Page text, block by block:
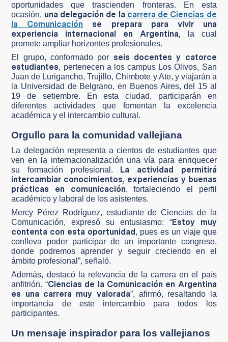
oportunidades que trascienden fronteras. En esta
ocasión, una delegación de la carrera de Ciencias de
la Comunicación se prepara para vivir una
experiencia internacional en Argentina,
la cual
promete ampliar horizontes profesionales.
El grupo, conformado por seis docentes y catorce
estudiantes, pertenecen a los campus Los Olivos, San
Juan de Lurigancho, Trujillo, Chimbote y Ate, y viajarán a
la Universidad de Belgrano, en Buenos Aires, del 15 al
19 de setiembre. En esta ciudad, participarán en
diferentes actividades que fomentan la excelencia
académica y el intercambio cultural.
Orgullo para la comunidad vallejiana
La delegación representa a cientos de estudiantes que
ven en la internacionalización una vía para enriquecer
su formación profesional. La actividad permitirá
intercambiar conocimientos, experiencias y buenas
prácticas en comunicación, fortaleciendo el perfil
académico y laboral de los asistentes.
Mercy Pérez Rodríguez, estudiante de Ciencias de la
Comunicación, expresó su entusiasmo: “Estoy muy
contenta con esta oportunidad, pues es un viaje que
conlleva poder participar de un importante congreso,
donde podremos aprender y seguir creciendo en el
ámbito profesional”, señaló.
Además, destacó la relevancia de la carrera en el país
anfitrión. “Ciencias de la Comunicación en Argentina
es una carrera muy valorada”, afirmó, resaltando la
importancia de este intercambio para todos los
participantes.
Un mensaje inspirador para los vallejianos